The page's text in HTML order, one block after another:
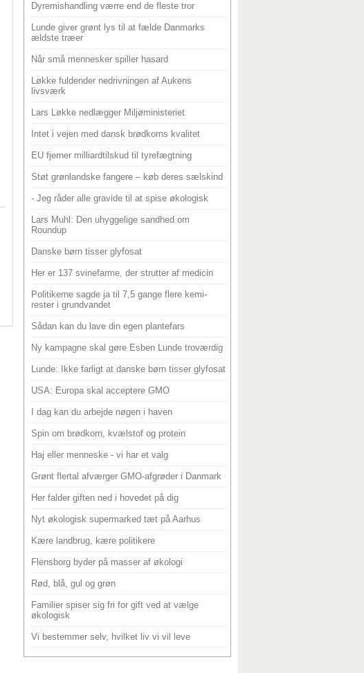
Dyremishandling værre end de fleste tror
Lunde giver grønt lys til at fælde Danmarks
ældste træer
Når små mennesker spiller hasard
Løkke fuldender nedrivningen af Aukens
livsværk
Lars Løkke nedlægger Miljøministeriet
Intet i vejen med dansk brødkorns kvalitet
EU fjerner milliardtilskud til tyrefægtning
Støt grønlandske fangere – køb deres sælskind
- Jeg råder alle gravide til at spise økologisk
Lars Muhl: Den uhyggelige sandhed om
Roundup
Danske børn tisser glyfosat
Her er 137 svinefarme, der strutter af medicin
Politikerne sagde ja til 7,5 gange flere kemi-
rester i grundvandet
Sådan kan du lave din egen plantefars
Ny kampagne skal gøre Esben Lunde troværdig
Lunde: Ikke farligt at danske børn tisser glyfosat
USA: Europa skal acceptere GMO
I dag kan du arbejde nøgen i haven
Spin om brødkorn, kvælstof og protein
Haj eller menneske - vi har et valg
Grønt flertal afværger GMO-afgrøder i Danmark
Her falder giften ned i hovedet på dig
Nyt økologisk supermarked tæt på Aarhus
Kære landbrug, kære politikere
Flensborg byder på masser af økologi
Rød, blå, gul og grøn
Familier spiser sig fri for gift ved at vælge
økologisk
Vi bestemmer selv, hvilket liv vi vil leve